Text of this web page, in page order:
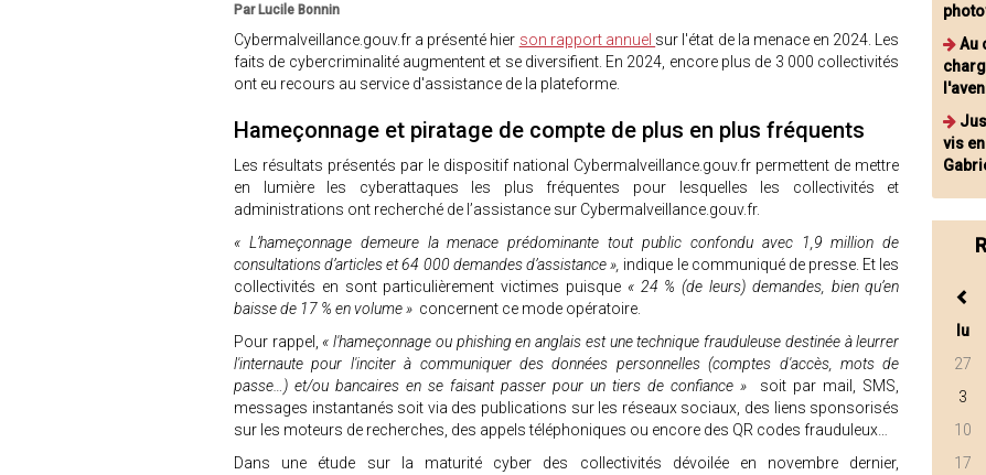
Par Lucile Bonnin
Cybermalveillance.gouv.fr a présenté hier son rapport annuel sur l'état de la menace en 2024. Les
faits de cybercriminalité augmentent et se diversifient. En 2024, encore plus de 3 000 collectivités
ont eu recours au service d'assistance de la plateforme.
Hameçonnage et piratage de compte de plus en plus fréquents
Les résultats présentés par le dispositif national Cybermalveillance.gouv.fr permettent de mettre
en lumière les cyberattaques les plus fréquentes pour lesquelles les collectivités et
administrations ont recherché de l’assistance sur Cybermalveillance.gouv.fr.
« L’hameçonnage demeure la menace prédominante tout public confondu avec 1,9 million de
consultations d’articles et 64 000 demandes d’assistance », indique le communiqué de presse. Et les
collectivités en sont particulièrement victimes puisque« 24 % (de leurs) demandes, bien qu’en
baisse de 17 % en volume » concernent ce mode opératoire.
Pour rappel, « l'hameçonnage ou phishing en anglais est une technique frauduleuse destinée à leurrer
l'internaute pour l'inciter à communiquer des données personnelles (comptes d'accès, mots de
passe…) et/ou bancaires en se faisant passer pour un tiers de confiance »
soit par mail, SMS,
messages instantanés soit via des publications sur les réseaux sociaux, des liens sponsorisés
sur les moteurs de recherches, des appels téléphoniques ou encore des QR codes frauduleux…
Dans une étude sur la maturité cyber des collectivités dévoilée en novembre dernier,
Au
vis
lu
27
3
10
17